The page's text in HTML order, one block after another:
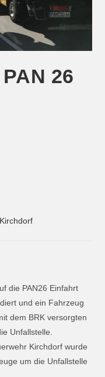
26
die PAN26 Einfahrt
und ein Fahrzeug
dem BRK versorgten
Unfallstelle.
Kirchdorf wurde
um die Unfallstelle